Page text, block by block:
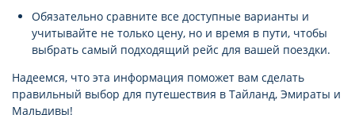
Обязательно сравните все доступные варианты и
учитывайте не только цену, но и время в пути, чтобы
выбрать самый подходящий рейс для вашей поездки.
Надеемся, что эта информация поможет вам сделать
правильный выбор для путешествия в Тайланд, Эмираты и
Мальдивы!